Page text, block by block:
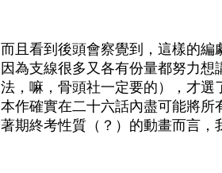
而且看到後頭會察覺到，這樣的
因為支線很多又各有份量都努力
法，嘛，骨頭社一定要的），才選
本作確實在二十六話內盡可能將
著期終考性質（？）的動畫而言，